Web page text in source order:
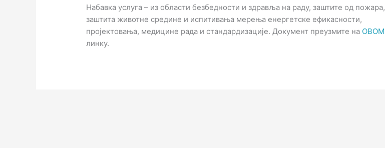
Набавка услуга – из области безбедности и здравља на раду, заштите од пожара,
заштита животне средине и испитивања мерења енергетске ефикасности,
пројектовања, медицине рада и стандардизације. Документ преузмите на ОВОМ
линку.